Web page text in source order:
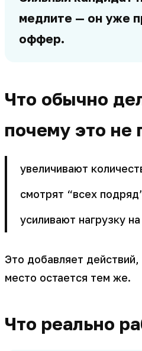
медлите — он уже
оффер.
Что обычно
почему это не
увеличивают
смотрят “всех
усиливают нагрузку
Это добавляет
место остается тем же.
Что реально